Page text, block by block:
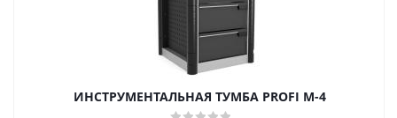
ИНСТРУМЕНТАЛЬНАЯ ТУМБА PROFI M-4